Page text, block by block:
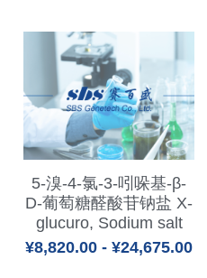
5-溴-4-氯-3-吲哚基-β-
D-葡萄糖醛酸苷钠盐 X-
glucuro, Sodium salt
¥8,820.00 - ¥24,675.00